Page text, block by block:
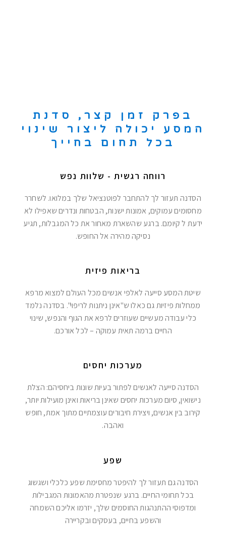
בפרק זמן קצר, סדנת
המסע יכולה ליצור שינוי
בכל תחום בחייך
רווחה רגשית - שלוות נפש
הסדנה תעזור לך להתחבר לפוטנציאל שלך במלואו. לשחרר
מחסומים עמוקים, אמונות ישנות, הבטחות ונדרים שאפילו לא
ידעת ל קיומם. ברגע שהשארת מאחור את כל המגבלות, תגיע
נסיקה מהירה אל החופש.
בריאות פיזית
שיטת המסע סייעה לאלפי אנשים מכל העולם למצוא מרפא
ממחלות פיזיות גם כאלו ש"אינן ניתנות לריפוי". בסדנה נלמד
כלי עבודה מעשיים שעוזרים לרפא את הגוף והנפש, שינוי
החיים ברמה תאית עמוקה – לכל אורכם.
מערכות יחסים
הסדנה סייעה לאנשים לפתור בעיות שונות ביחסיהם: הצלת
נישואין, סיום מערכות יחסים שאינן בריאות ואינן מועילות יותר,
קירוב בין אנשים, ויצירת חיבורים עוצמתיים מתוך אמת, חופש
ואהבה.
שפע
הסדנה גם תעזור לך להיפטר מחסימת שפע כלכלי ושגשוג
בכל תחומי החיים. ברגע שנפטרת מהאמונות המגבילות
ומדפוסי ההתנהגות החוסמים שלך, יזרמו אליכם השמחה
והשפע בחיים, בעסקים ובקריירה